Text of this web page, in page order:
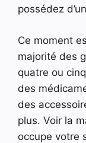
possédez
Ce moment
majorité des
quatre ou
des
des
plus. Voir la
occupe votre